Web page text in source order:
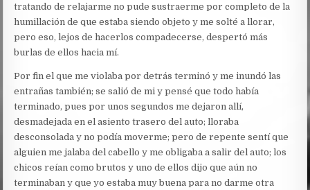
tratando de relajarme no pude sustraerme por completo de la
humillación de que estaba siendo objeto y me solté a llorar,
pero eso, lejos de hacerlos compadecerse, despertó más
burlas de ellos hacia mí.
Por fin el que me violaba por detrás terminó y me inundó las
entrañas también; se salió de mi y pensé que todo había
terminado, pues por unos segundos me dejaron allí,
desmadejada en el asiento trasero del auto; lloraba
desconsolada y no podía moverme; pero de repente sentí que
alguien me jalaba del cabello y me obligaba a salir del auto; los
chicos reían como brutos y uno de ellos dijo que aún no
terminaban y que yo estaba muy buena para no darme otra